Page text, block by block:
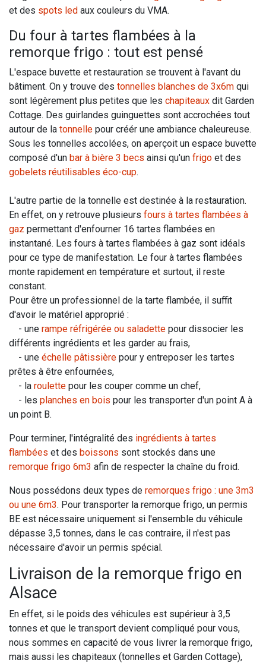
et des spots led aux couleurs du VMA.
Du four à tartes flambées à la
remorque frigo : tout est pensé
L'espace buvette et restauration se trouvent à l'avant du
bâtiment. On y trouve des tonnelles blanches de 3x6m qui
sont légèrement plus petites que les chapiteaux dit Garden
Cottage. Des guirlandes guinguettes sont accrochées tout
autour de la tonnelle pour créér une ambiance chaleureuse.
Sous les tonnelles accolées, on aperçoit un espace buvette
composé d'un bar à bière 3 becs ainsi qu'un frigo et des
gobelets réutilisables éco-cup.
L'autre partie de la tonnelle est destinée à la restauration.
En effet, on y retrouve plusieurs fours à tartes flambées à
gaz permettant d'enfourner 16 tartes flambées en
instantané. Les fours à tartes flambées à gaz sont idéals
pour ce type de manifestation. Le four à tartes flambées
monte rapidement en température et surtout, il reste
constant.
Pour être un professionnel de la tarte flambée, il suffit
d'avoir le matériel approprié :
- une rampe réfrigérée ou saladette pour dissocier les
différents ingrédients et les garder au frais,
- une échelle pâtissière pour y entreposer les tartes
prêtes à être enfournées,
- la roulette pour les couper comme un chef,
- les planches en bois pour les transporter d'un point A à
un point B.
Pour terminer, l'intégralité des ingrédients à tartes
flambées et des boissons sont stockés dans une
remorque frigo 6m3 afin de respecter la chaîne du froid.
Nous possédons deux types de remorques frigo : une 3m3
ou une 6m3. Pour transporter la remorque frigo, un permis
BE est nécessaire uniquement si l'ensemble du véhicule
dépasse 3,5 tonnes, dans le cas contraire, il n'est pas
nécessaire d'avoir un permis spécial.
Livraison de la remorque frigo en
Alsace
En effet, si le poids des véhicules est supérieur à 3,5
tonnes et que le transport devient compliqué pour vous,
nous sommes en capacité de vous livrer la remorque frigo,
mais aussi les chapiteaux (tonnelles et Garden Cottage),